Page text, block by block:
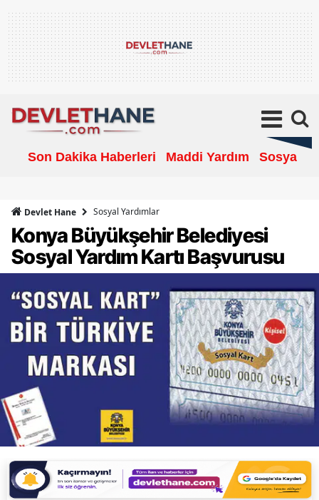
Son Dakika Haberleri Maddi Yardım Sosyal
Devlet Hane Sosyal Yardımlar
Konya Büyükşehir Belediyesi
Sosyal Yardım Kartı Başvurusu